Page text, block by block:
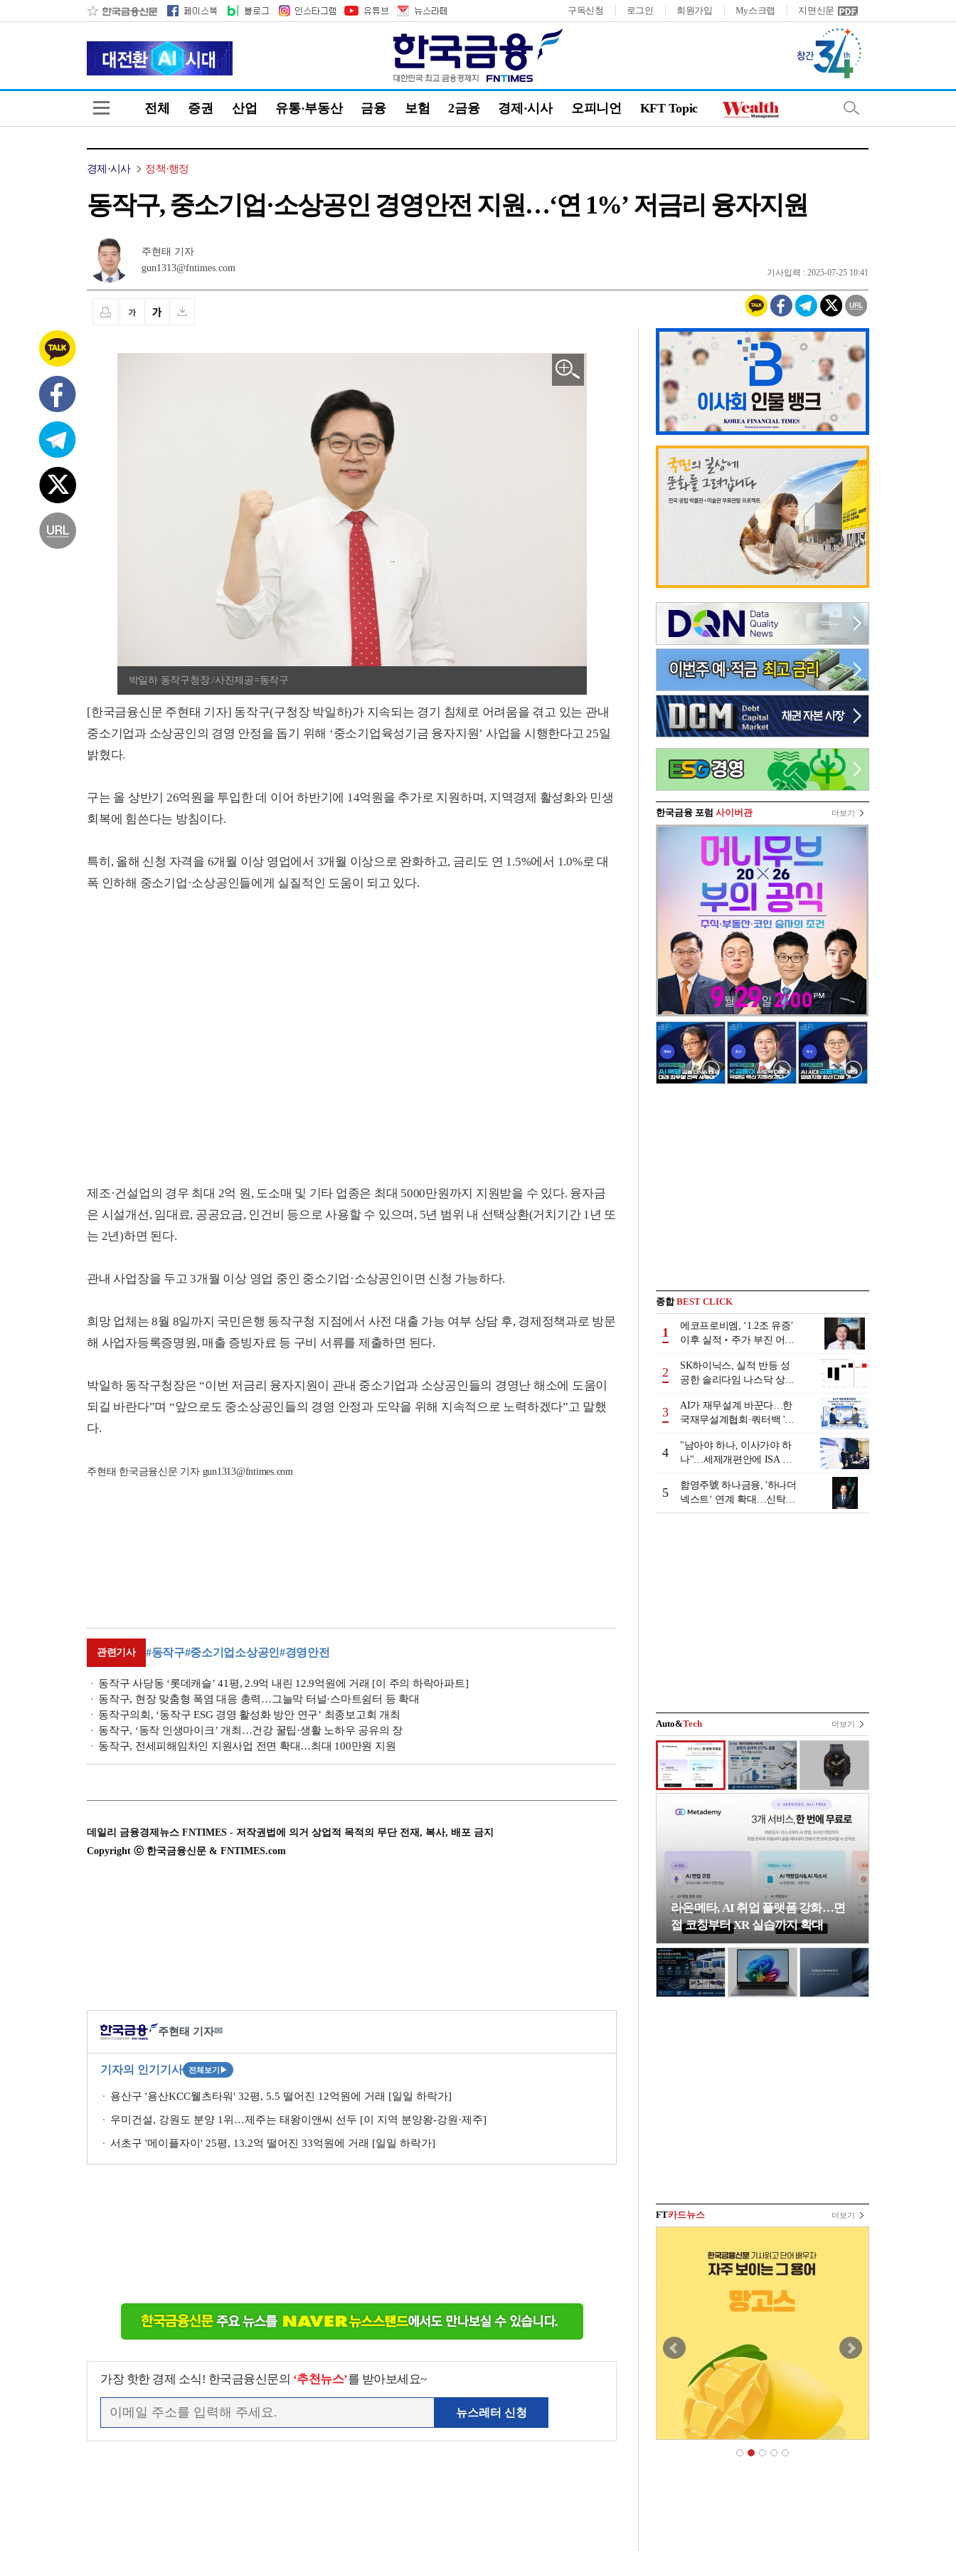
구독신청 로그인 회원가입 My스크랩 지면신문
전체 증권 산업 유통·부동산 금융 보험 2금융 경제·시사 오피니언 KFT Topic
경제·시사 정책·행정
동작구, 중소기업·소상공인 경영안전 지원…‘연 1%’ 저금리 융자지원
주현태 기자
gun1313@fntimes.com
기사입력 : 2025-07-25 10:41
박일하 동작구청장./사진제공=동작구
[한국금융신문 주현태 기자] 동작구(구청장 박일하)가 지속되는 경기 침체로 어려움을 겪고 있는 관내
중소기업과 소상공인의 경영 안정을 돕기 위해 ‘중소기업육성기금 융자지원’ 사업을 시행한다고 25일
밝혔다.
구는 올 상반기 26억원을 투입한 데 이어 하반기에 14억원을 추가로 지원하며, 지역경제 활성화와 민생
회복에 힘쓴다는 방침이다.
특히, 올해 신청 자격을 6개월 이상 영업에서 3개월 이상으로 완화하고, 금리도 연 1.5%에서 1.0%로 대
폭 인하해 중소기업·소상공인들에게 실질적인 도움이 되고 있다.
제조·건설업의 경우 최대 2억 원, 도소매 및 기타 업종은 최대 5000만원까지 지원받을 수 있다. 융자금
은 시설개선, 임대료, 공공요금, 인건비 등으로 사용할 수 있으며, 5년 범위 내 선택상환(거치기간 1년 또
는 2년)하면 된다.
관내 사업장을 두고 3개월 이상 영업 중인 중소기업·소상공인이면 신청 가능하다.
희망 업체는 8월 8일까지 국민은행 동작구청 지점에서 사전 대출 가능 여부 상담 후, 경제정책과로 방문
해 사업자등록증명원, 매출 증빙자료 등 구비 서류를 제출하면 된다.
박일하 동작구청장은 “이번 저금리 융자지원이 관내 중소기업과 소상공인들의 경영난 해소에 도움이
되길 바란다”며 “앞으로도 중소상공인들의 경영 안정과 도약을 위해 지속적으로 노력하겠다”고 말했
다.
주현태 한국금융신문 기자 gun1313@fntimes.com
관련기사 #동작구#중소기업소상공인#경영안전
동작구 사당동 ‘롯데캐슬’ 41평, 2.9억 내린 12.9억원에 거래 [이 주의 하락아파트]
동작구, 현장 맞춤형 폭염 대응 총력…그늘막 터널·스마트쉼터 등 확대
동작구의회, ‘동작구 ESG 경영 활성화 방안 연구’ 최종보고회 개최
동작구, ‘동작 인생마이크’ 개최…건강 꿀팁·생활 노하우 공유의 장
동작구, 전세피해임차인 지원사업 전면 확대…최대 100만원 지원
데일리 금융경제뉴스 FNTIMES - 저작권법에 의거 상업적 목적의 무단 전재, 복사, 배포 금지
Copyright ⓒ 한국금융신문 & FNTIMES.com
주현태 기자✉
기자의 인기기사 전체보기 ▶
용산구 '용산KCC웰츠타워' 32평, 5.5 떨어진 12억원에 거래 [일일 하락가]
우미건설, 강원도 분양 1위…제주는 태왕이앤씨 선두 [이 지역 분양왕-강원·제주]
서초구 '메이플자이' 25평, 13.2억 떨어진 33억원에 거래 [일일 하락가]
가장 핫한 경제 소식! 한국금융신문의 ‘추천뉴스’를 받아보세요~
뉴스레터 신청
한국금융 포럼 사이버관 더보기
종합BEST CLICK
1
에코프로비엠, ‘1.2조 유증’
이후 실적‧주가 부진 어쩌
2
SK하이닉스, 실적 반등 성
공한 솔리다임 나스닥 상장
3
AI가 재무설계 바꾼다…한
국재무설계협회·쿼터백 '베
4
"남아야 하나, 이사가야 하
나"…세제개편안에 ISA 투
5
함영주號 하나금융, '하나더
넥스트‘ 연계 확대…신탁수
수료 2배 증가 효과 [금융 시
Auto&Tech 더보기
라온메타, AI 취업 플랫폼 강화…면
접 코칭부터 XR 실습까지 확대
FT카드뉴스 더보기